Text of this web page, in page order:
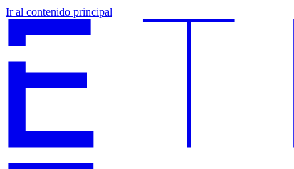
Ir al contenido principal